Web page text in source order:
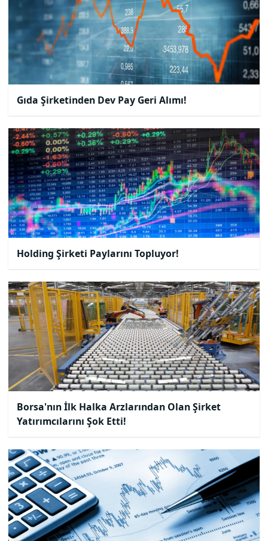
Gıda Şirketinden Dev Pay Geri Alımı!
Holding Şirketi Paylarını Topluyor!
Borsa'nın İlk Halka Arzlarından Olan Şirket
Yatırımcılarını Şok Etti!